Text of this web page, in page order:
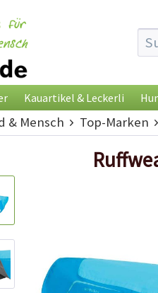
Kauartikel & Leckerli
& Mensch Top-Marken